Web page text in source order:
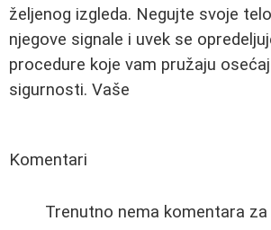
željenog izgleda. Negujte svoje
njegove signale i uvek se
procedure koje vam pružaju
sigurnosti. Vaše
Komentari
Trenutno nema komentara za